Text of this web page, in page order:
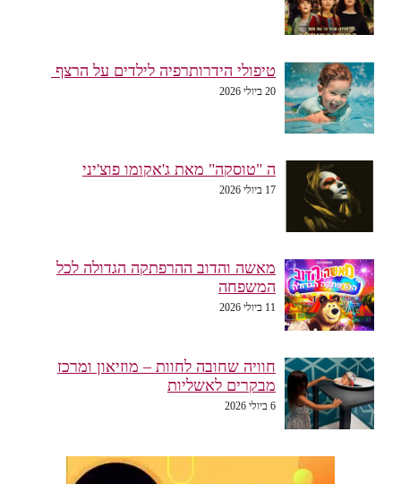
טיפולי הידרותרפיה לילדים על הרצף
20 ביולי 2026
ה "טוסקה" מאת ג'אקומו פוצ'יני
17 ביולי 2026
מאשה והדוב ההרפתקה הגדולה לכל
המשפחה
11 ביולי 2026
חוויה שחובה לחוות – מוזיאון ומרכז
מבקרים לאשליות
6 ביולי 2026